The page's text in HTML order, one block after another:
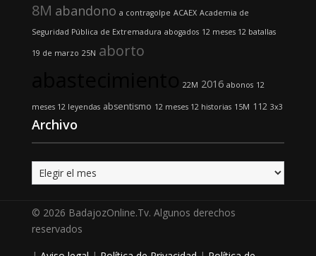
8M abandono a contragolpe ACAEX Academia de
Seguridad Pública de Extremadura abogados 12 meses 12 batallas
19 de marzo 25N aborto
22M 2016 abonos 12
meses 12 leyendas absentismo 12 meses 12 historias 15M 112 3x3
Archivo
Archivo
© 2026 BadajozOnline.Tv. Algunos derechos
reservados